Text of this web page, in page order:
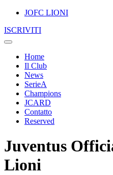
JOFC LIONI
ISCRIVITI
Home
Il Club
News
SerieA
Champions
JCARD
Contatto
Reserved
Juventus
Lioni